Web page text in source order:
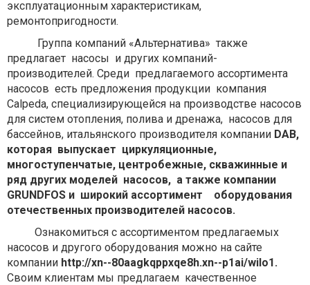
эксплуатационным характеристикам,
ремонтопригодности.
Группа компаний «Альтернатива» также
предлагает насосы и других компаний-
производителей. Среди предлагаемого ассортимента
насосов есть предложения продукции компания
Calpeda, специализирующейся на производстве насосов
для систем отопления, полива и дренажа, насосов для
бассейнов, итальянского производителя компании DAB,
которая выпускает циркуляционные,
многоступенчатые, центробежные, скважинные и
ряд других моделей насосов, а также компании
GRUNDFOS и широкий ассортимент оборудования
отечественных производителей насосов.
Ознакомиться с ассортиментом предлагаемых
насосов и другого оборудования можно на сайте
компании http://xn--80aagkqppxqe8h.xn--p1ai/wilo1.
Своим клиентам мы предлагаем качественное